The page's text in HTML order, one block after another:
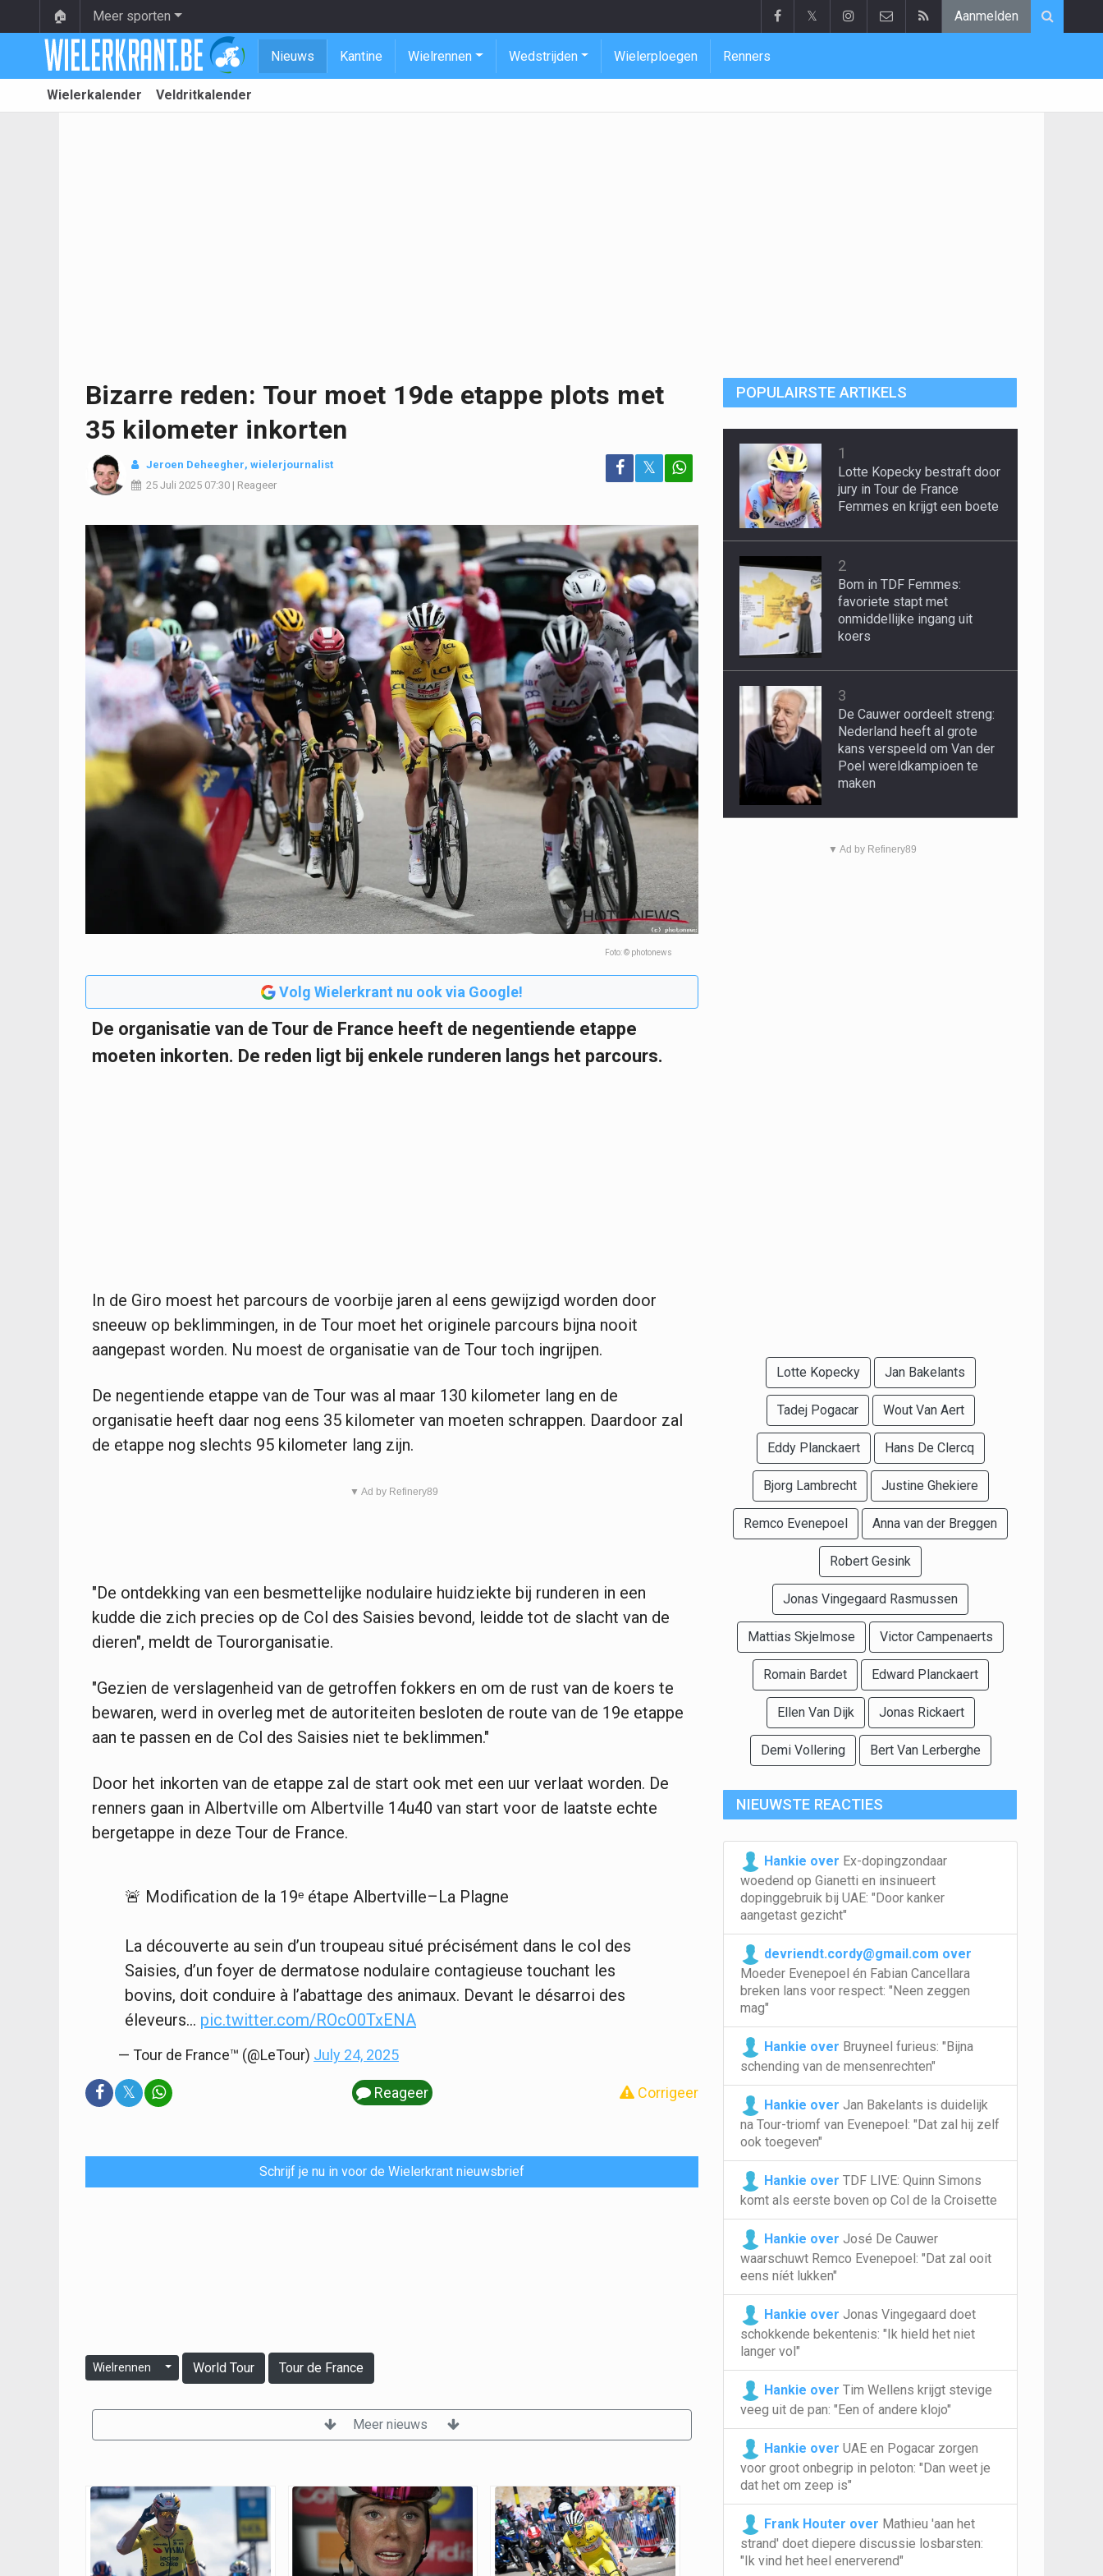
🏠 Meer sporten 𝕏 Aanmelden
Nieuws Kantine Wielrennen Wedstrijden Wielerploegen Renners
Wielerkalender Veldritkalender
Bizarre reden: Tour moet 19de etappe plots met
35 kilometer inkorten
Jeroen Deheegher, wielerjournalist
25 Juli 2025 07:30 | Reageer
𝕏
Foto: © photonews
Volg Wielerkrant nu ook via Google!
De organisatie van de Tour de France heeft de negentiende etappe
moeten inkorten. De reden ligt bij enkele runderen langs het parcours.
In de Giro moest het parcours de voorbije jaren al eens gewijzigd worden door
sneeuw op beklimmingen, in de Tour moet het originele parcours bijna nooit
aangepast worden. Nu moest de organisatie van de Tour toch ingrijpen.
De negentiende etappe van de Tour was al maar 130 kilometer lang en de
organisatie heeft daar nog eens 35 kilometer van moeten schrappen. Daardoor zal
de etappe nog slechts 95 kilometer lang zijn.
▼ Ad by Refinery89
"De ontdekking van een besmettelijke nodulaire huidziekte bij runderen in een
kudde die zich precies op de Col des Saisies bevond, leidde tot de slacht van de
dieren", meldt de Tourorganisatie.
"Gezien de verslagenheid van de getroffen fokkers en om de rust van de koers te
bewaren, werd in overleg met de autoriteiten besloten de route van de 19e etappe
aan te passen en de Col des Saisies niet te beklimmen."
Door het inkorten van de etappe zal de start ook met een uur verlaat worden. De
renners gaan in Albertville om Albertville 14u40 van start voor de laatste echte
bergetappe in deze Tour de France.
🚨 Modification de la 19ᵉ étape Albertville–La Plagne
La découverte au sein d’un troupeau situé précisément dans le col des
Saisies, d’un foyer de dermatose nodulaire contagieuse touchant les
bovins, doit conduire à l’abattage des animaux. Devant le désarroi des
éleveurs… pic.twitter.com/ROcO0TxENA
— Tour de France™ (@LeTour) July 24, 2025
𝕏 Reageer Corrigeer
Schrijf je nu in voor de Wielerkrant nieuwsbrief
Wielrennen World Tour Tour de France
Meer nieuws
POPULAIRSTE ARTIKELS
1
Lotte Kopecky bestraft door
jury in Tour de France
Femmes en krijgt een boete
2
Bom in TDF Femmes:
favoriete stapt met
onmiddellijke ingang uit
koers
3
De Cauwer oordeelt streng:
Nederland heeft al grote
kans verspeeld om Van der
Poel wereldkampioen te
maken
▼ Ad by Refinery89
Lotte Kopecky Jan Bakelants
Tadej Pogacar Wout Van Aert
Eddy Planckaert Hans De Clercq
Bjorg Lambrecht Justine Ghekiere
Remco Evenepoel Anna van der Breggen
Robert Gesink
Jonas Vingegaard Rasmussen
Mattias Skjelmose Victor Campenaerts
Romain Bardet Edward Planckaert
Ellen Van Dijk Jonas Rickaert
Demi Vollering Bert Van Lerberghe
NIEUWSTE REACTIES
Hankie over Ex-dopingzondaar
woedend op Gianetti en insinueert
dopinggebruik bij UAE: "Door kanker
aangetast gezicht"
devriendt.cordy@gmail.com over
Moeder Evenepoel én Fabian Cancellara
breken lans voor respect: "Neen zeggen
mag"
Hankie over Bruyneel furieus: "Bijna
schending van de mensenrechten"
Hankie over Jan Bakelants is duidelijk
na Tour-triomf van Evenepoel: "Dat zal hij zelf
ook toegeven"
Hankie over TDF LIVE: Quinn Simons
komt als eerste boven op Col de la Croisette
Hankie over José De Cauwer
waarschuwt Remco Evenepoel: "Dat zal ooit
eens níét lukken"
Hankie over Jonas Vingegaard doet
schokkende bekentenis: "Ik hield het niet
langer vol"
Hankie over Tim Wellens krijgt stevige
veeg uit de pan: "Een of andere klojo"
Hankie over UAE en Pogacar zorgen
voor groot onbegrip in peloton: "Dan weet je
dat het om zeep is"
Frank Houter over Mathieu 'aan het
strand' doet diepere discussie losbarsten:
"Ik vind het heel enerverend"